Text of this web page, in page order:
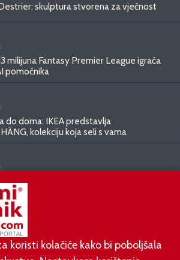
skulptura stvorena za vječnost
milijuna Fantasy Premier League igrača
pomoćnika
do doma: IKEA predstavlja
kolekciju koja seli s vama
predstavio luksuznu limuzinu veću od
S-klase, obećava domet do 1.000
koristi kolačiće kako bi poboljšala